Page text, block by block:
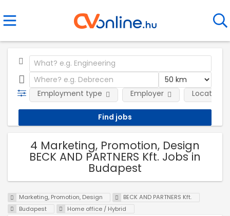
Employment type Employer Location
4 Marketing, Promotion, Design
BECK AND PARTNERS Kft. Jobs in
Budapest
Marketing, Promotion, Design
BECK AND PARTNERS Kft.
Budapest
Home office / Hybrid